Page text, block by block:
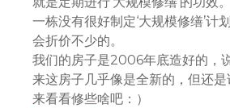
一栋没有很好制定‘大规模修缮’计
会折价不少的。
我们的房子是2006年底造好的，
来这房子几乎像是全新的，但还是
来看看修些啥吧：）